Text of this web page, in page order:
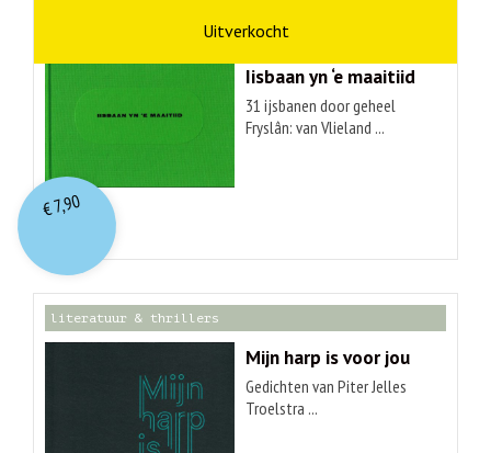
Iisbaan yn ‘e maaitiid
31 ijsbanen door geheel
Fryslân: van Vlieland ...
€7,90
literatuur & thrillers
Mijn harp is voor jou
Gedichten van Piter Jelles
Troelstra ...